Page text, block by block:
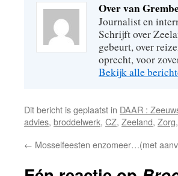
Over van
Journalist en
Schrijft over
gebeurt, over
oprecht, voor
Bekijk alle
Dit bericht is geplaatst in DAAR :
advies, broddelwerk, CZ, Zeeland, Zorg,
← Mosselfeesten enzomeer…(met